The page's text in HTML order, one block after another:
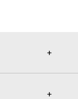
＋
＋
＋
＋